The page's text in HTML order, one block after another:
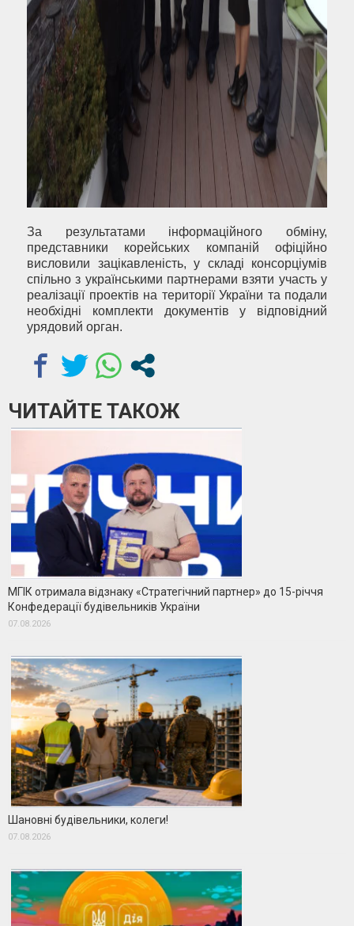
За результатами інформаційного обміну,
представники корейських компаній офіційно
висловили зацікавленість, у складі консорціумів
спільно з українськими партнерами взяти участь у
реалізації проектів на території України та подали
необхідні комплекти документів у відповідний
урядовий орган.
ЧИТАЙТЕ ТАКОЖ
МГІК отримала відзнаку «Стратегічний партнер» до 15-річчя
Конфедерації будівельників України
07.08.2026
Шановні будівельники, колеги!
07.08.2026